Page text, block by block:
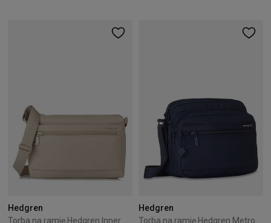
Hedgren
Hedgren